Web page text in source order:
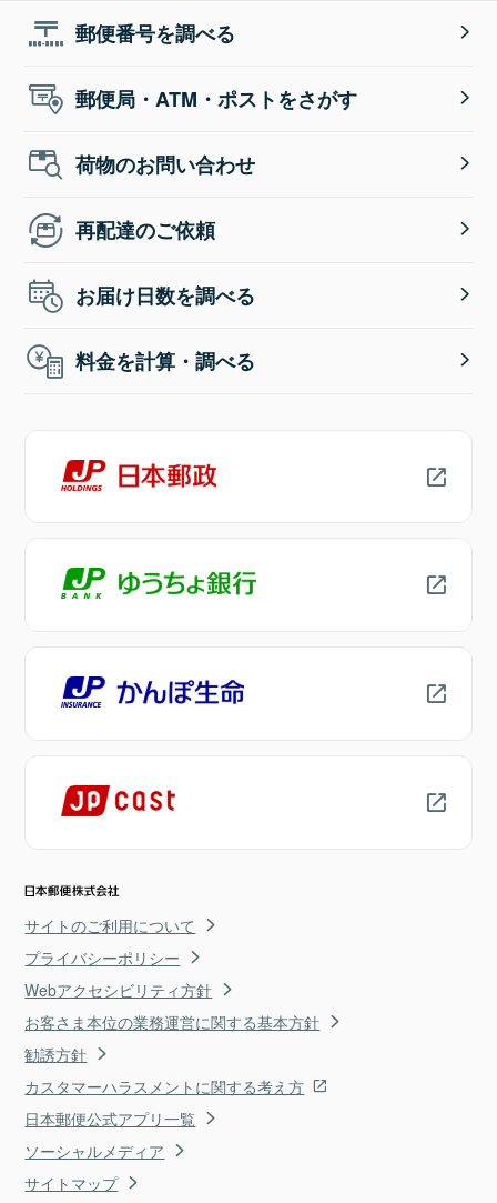
郵便番号を調べる
郵便局・ATM・ポストをさがす
荷物のお問い合わせ
再配達のご依頼
お届け日数を調べる
料金を計算・調べる
サイトのご利用について
プライバシーポリシー
Webアクセシビリティ方針
お客さま本位の業務運営に関する基本方針
勧誘方針
カスタマーハラスメントに関する考え方
日本郵便公式アプリ一覧
ソーシャルメディア
サイトマップ